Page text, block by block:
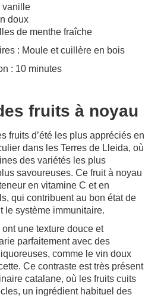
vanille
doux
de menthe fraîche
: Moule et cuillère en bois
: 10 minutes
fruits à noyau
fruits d’été les plus appréciés en
dans les Terres de Lleida, où
des variétés les plus
savoureuses. Ce fruit à noyau
en vitamine C et en
qui contribuent au bon état de
le système immunitaire.
une texture douce et
parfaitement avec des
comme le vin doux
Ce contraste est très présent
catalane, où les fruits cuits
un ingrédient habituel des